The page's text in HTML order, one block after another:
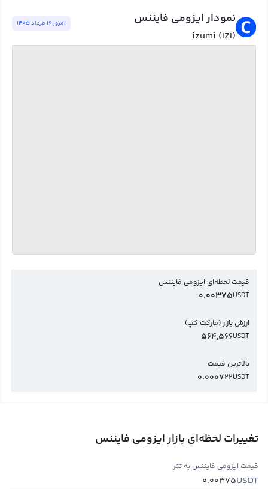
نمودار ایزومی فایننس
izumi (IZI)
امروز ١٦ مرداد ١٤٠٥
قیمت لحظه‌ای ایزومی فایننس
USDT
0.00375
ارزش بازار (مارکت کپ)
USDT
564,566
بالاترین قیمت
USDT
0.000722
تغییرات لحظه‌ای بازار ایزومی فایننس
قیمت ایزومی فایننس به تتر
USDT
0.00375